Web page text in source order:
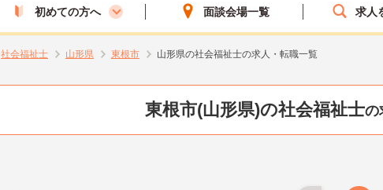
初めての方へ 面談会場一覧 求人
社会福祉士 山形県 東根市 山形県の社会福祉士の求人・転職一覧
東根市(山形県)の社会福祉士の